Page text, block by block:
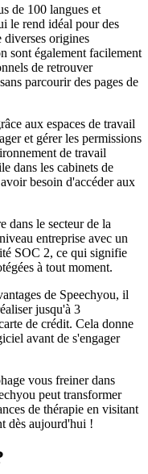
de 100 langues et
le rend idéal pour des
diverses origines
sont également facilement
de retrouver
parcourir des pages de
aux espaces de travail
et gérer les permissions
de travail
dans les cabinets de
besoin d'accéder aux
dans le secteur de la
entreprise avec un
SOC 2, ce qui signifie
à tout moment.
de Speechyou, il
jusqu'à 3
de crédit. Cela donne
avant de s'engager
vous freiner dans
peut transformer
de thérapie en visitant
dès aujourd'hui !